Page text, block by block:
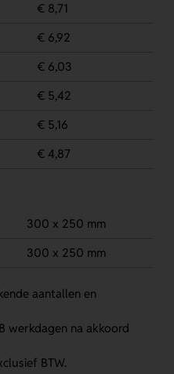
€ 8,71
€ 6,92
€ 6,03
€ 5,42
€ 5,16
€ 4,87
300 x 250 mm
300 x 250 mm
aantallen en
werkdagen na akkoord
BTW.